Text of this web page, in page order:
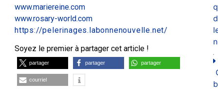
www.mariereine.com
www.rosary-world.com
https://pelerinages.labonnenouvelle.net/
Soyez le premier à partager cet article !
partager partager partager
courriel